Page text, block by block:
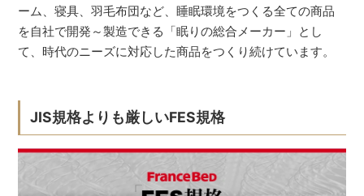
ーム、寝具、羽毛布団など、睡眠環境をつくる全ての商品
を自社で開発～製造できる「眠りの総合メーカー」とし
て、時代のニーズに対応した商品をつくり続けています。
JIS規格よりも厳しいFES規格